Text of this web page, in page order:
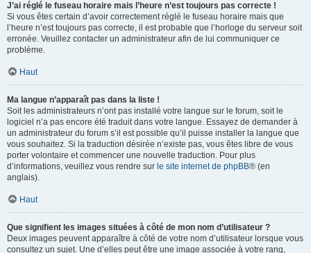
J’ai réglé le fuseau horaire mais l’heure n’est toujours pas correcte !
Si vous êtes certain d’avoir correctement réglé le fuseau horaire mais que
l’heure n’est toujours pas correcte, il est probable que l’horloge du serveur soit
erronée. Veuillez contacter un administrateur afin de lui communiquer ce
problème.
Haut
Ma langue n’apparaît pas dans la liste !
Soit les administrateurs n’ont pas installé votre langue sur le forum, soit le
logiciel n’a pas encore été traduit dans votre langue. Essayez de demander à
un administrateur du forum s’il est possible qu’il puisse installer la langue que
vous souhaitez. Si la traduction désirée n’existe pas, vous êtes libre de vous
porter volontaire et commencer une nouvelle traduction. Pour plus
d’informations, veuillez vous rendre sur le site internet de phpBB® (en
anglais).
Haut
Que signifient les images situées à côté de mon nom d’utilisateur ?
Deux images peuvent apparaître à côté de votre nom d’utilisateur lorsque vous
consultez un sujet. Une d’elles peut être une image associée à votre rang,